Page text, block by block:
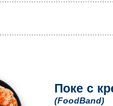
Поке с
(FoodBand)